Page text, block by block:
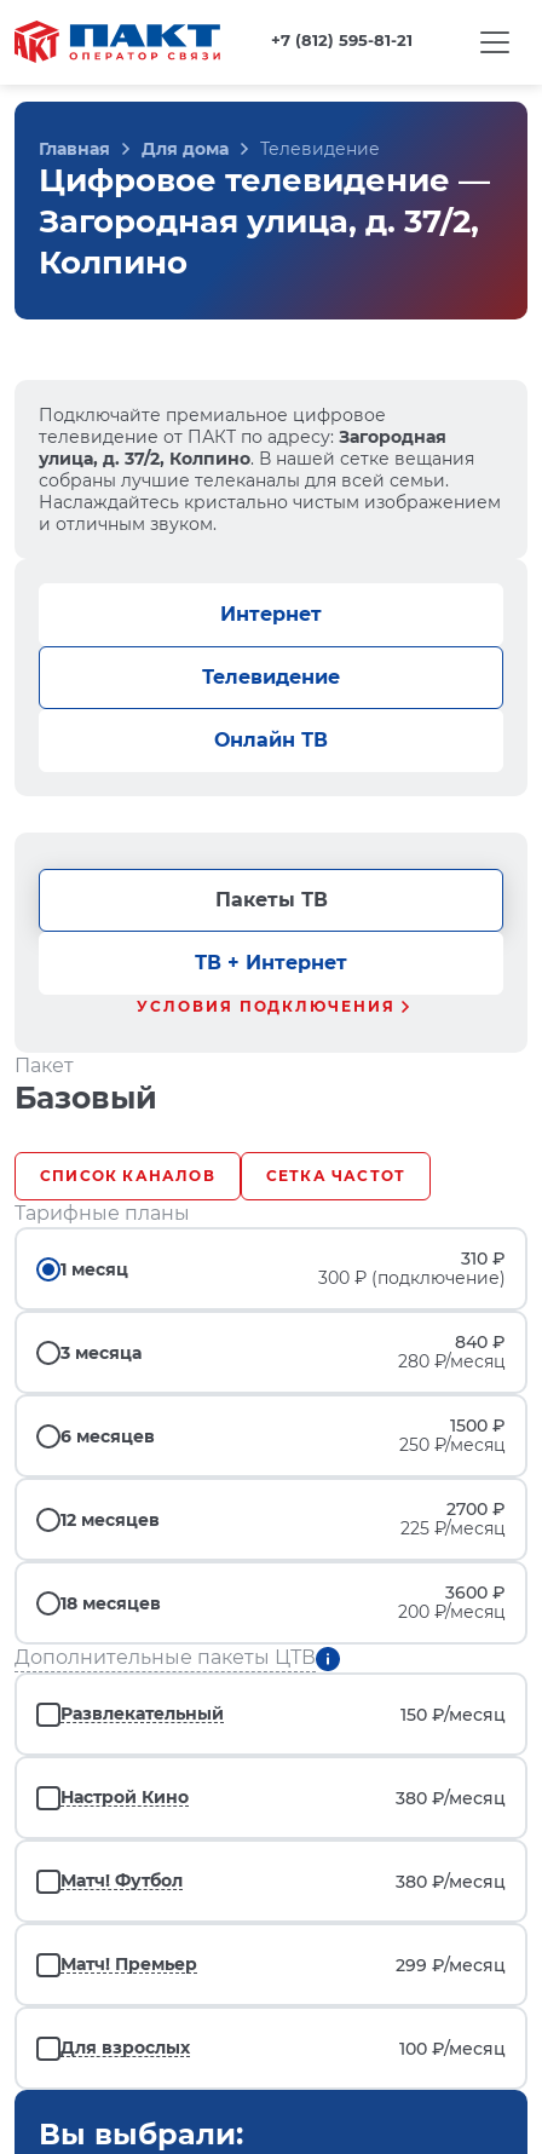
+7 (812) 595-81-21
Главная Для дома Телевидение
Цифровое телевидение —
Загородная улица, д. 37/2,
Колпино
Подключайте премиальное цифровое
телевидение от ПАКТ по адресу: Загородная
улица, д. 37/2, Колпино. В нашей сетке вещания
собраны лучшие телеканалы для всей семьи.
Наслаждайтесь кристально чистым изображением
и отличным звуком.
Интернет
Телевидение
Онлайн ТВ
Пакеты ТВ
ТВ + Интернет
УСЛОВИЯ ПОДКЛЮЧЕНИЯ
Пакет
Базовый
СПИСОК КАНАЛОВ СЕТКА ЧАСТОТ
Тарифные планы
1 месяц
310 ₽
300 ₽ (подключение)
3 месяца
840 ₽
280 ₽/месяц
6 месяцев
1500 ₽
250 ₽/месяц
12 месяцев
2700 ₽
225 ₽/месяц
18 месяцев
3600 ₽
200 ₽/месяц
Дополнительные пакеты ЦТВ
Развлекательный 150 ₽/месяц
Настрой Кино 380 ₽/месяц
Матч! Футбол 380 ₽/месяц
Матч! Премьер 299 ₽/месяц
Для взрослых 100 ₽/месяц
Вы выбрали: